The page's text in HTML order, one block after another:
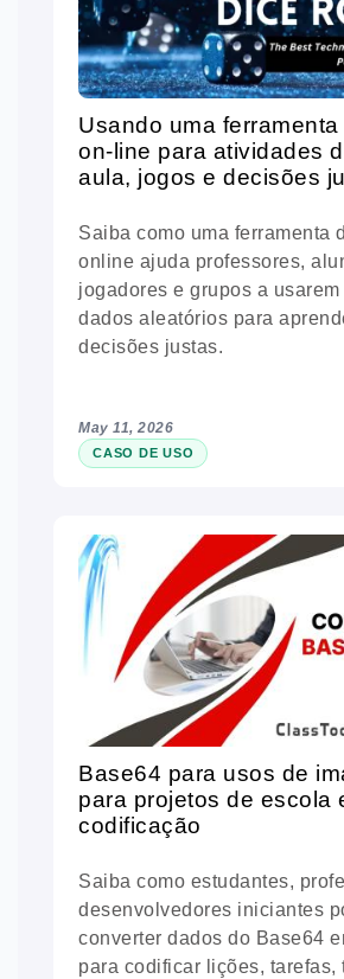
Usando uma
on-line para atividades
aula, jogos e decisões
Saiba como uma ferramenta
online ajuda professores,
jogadores e grupos a
dados aleatórios para
decisões justas.
May 11, 2026
CASO DE USO
Base64 para usos de
para projetos de escola
codificação
Saiba como estudantes,
desenvolvedores iniciantes
converter dados do Base64
para codificar lições, tarefas,